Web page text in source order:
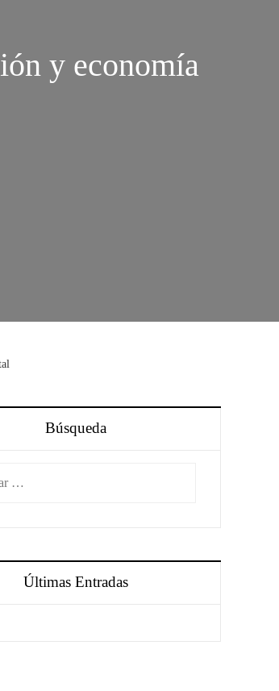
y economía
Búsqueda
Últimas Entradas